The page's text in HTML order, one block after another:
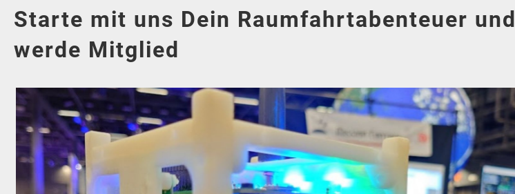
Starte mit uns Dein Raumfahrtabenteuer und
werde Mitglied